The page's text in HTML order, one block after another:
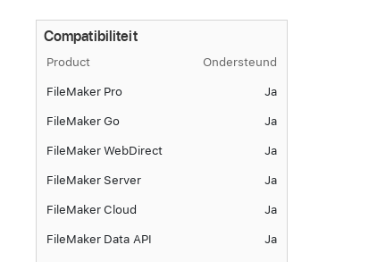
Compatibiliteit
Product Ondersteund
FileMaker Pro Ja
FileMaker Go Ja
FileMaker WebDirect Ja
FileMaker Server Ja
FileMaker Cloud Ja
FileMaker Data API Ja